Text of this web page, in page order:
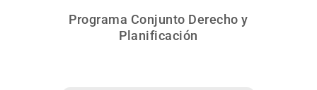
Programa Conjunto Derecho y
Planificación